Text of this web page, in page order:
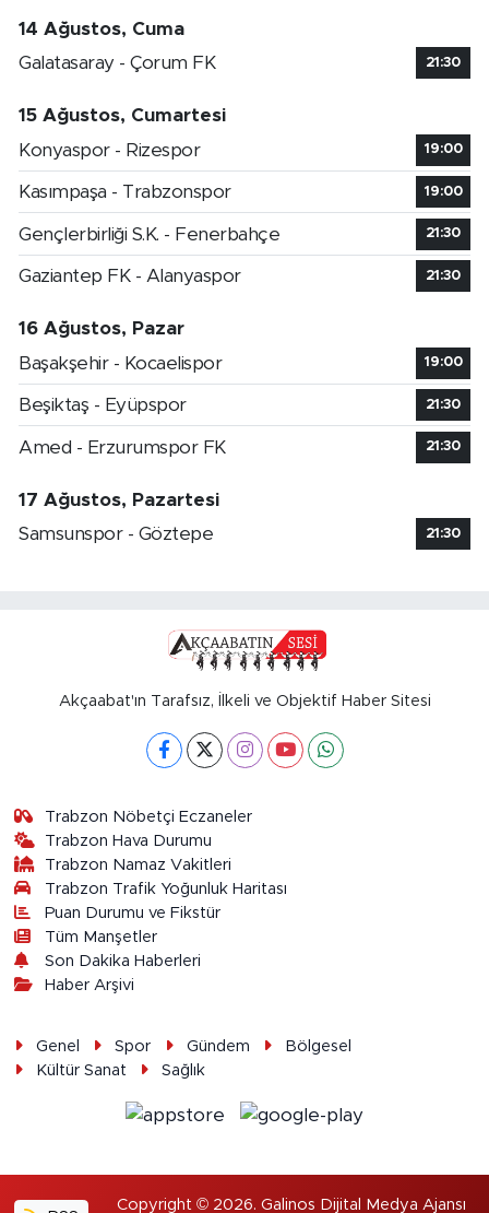
14 Ağustos, Cuma
Galatasaray - Çorum FK
21:30
15 Ağustos, Cumartesi
Konyaspor - Rizespor
19:00
Kasımpaşa - Trabzonspor 19:00
Gençlerbirliği S.K. - Fenerbahçe 21:30
Gaziantep FK - Alanyaspor 21:30
16 Ağustos, Pazar
Başakşehir - Kocaelispor
19:00
Beşiktaş - Eyüpspor 21:30
Amed - Erzurumspor FK 21:30
17 Ağustos, Pazartesi
Samsunspor - Göztepe
21:30
Akçaabat'ın Tarafsız, İlkeli ve Objektif Haber Sitesi
Trabzon Nöbetçi Eczaneler
Trabzon Hava Durumu
Trabzon Namaz Vakitleri
Trabzon Trafik Yoğunluk Haritası
Puan Durumu ve Fikstür
Tüm Manşetler
Son Dakika Haberleri
Haber Arşivi
Genel Spor Gündem
Bölgesel
Kültür Sanat
Sağlık
Copyright © 2026. Galinos Dijital Medya Ajansı